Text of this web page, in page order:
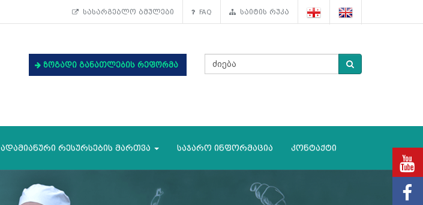
სასარგებლო ბმულები FAQ საიტის რუკა
ზოგადი განათლების რეფორმა
ადამიანური რესურსების მართვა საჯარო ინფორმაცია კონტაქტი